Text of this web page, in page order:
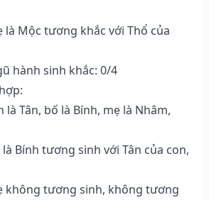
là Mộc tương khắc với Thổ của
hành sinh khắc: 0/4
là Tân, bố là Bính, mẹ là Nhâm,
Bính tương sinh với Tân của con,
không tương sinh, không tương